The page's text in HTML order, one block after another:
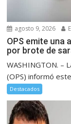
agosto 9, 2026
OPS emite una
por brote de
WASHINGTON. –
(OPS) informó
Destacados